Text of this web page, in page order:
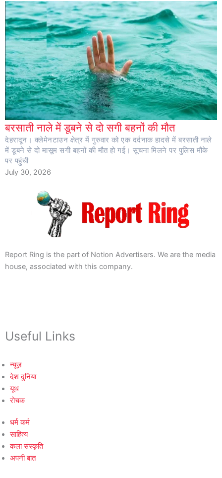
बरसाती नाले में डूबने से दो सगी बहनों की मौत
देहरादून। क्लेमेनटाउन क्षेत्र में गुरुवार को एक दर्दनाक हादसे में बरसाती नाले
में डूबने से दो मासूम सगी बहनों की मौत हो गई। सूचना मिलने पर पुलिस मौके
पर पहुंची
July 30, 2026
Report Ring is the part of Notion Advertisers. We are the media
house, associated with this company.
Useful Links
न्यूज़
देश दुनिया
यूथ
रोचक
धर्म कर्म
साहित्य
कला संस्कृति
अपनी बात